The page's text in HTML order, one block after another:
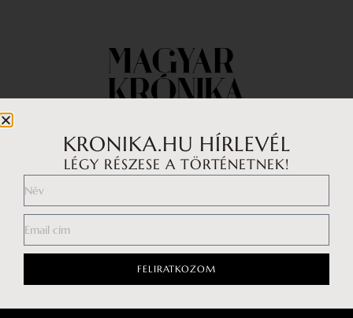
Impresszum
Általános Szerződési Feltételek
Adatkezelési tájékoztató
KRONIKA.HU HÍRLEVÉL
LÉGY RÉSZESE A TÖRTÉNETNEK!
FELIRATKOZOM